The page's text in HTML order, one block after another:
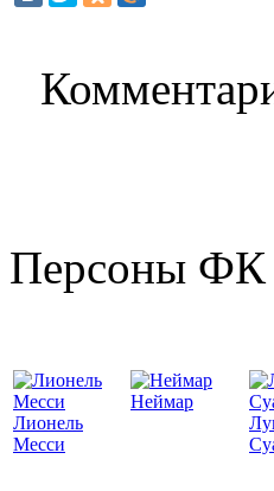
Персоны ФК
Лионель
Месси
Неймар